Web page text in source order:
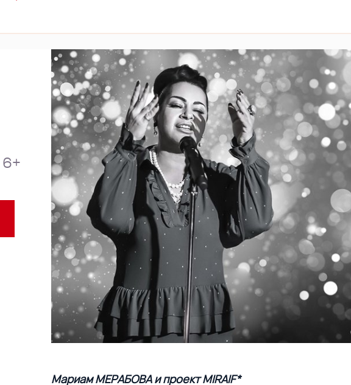
6+
Мариам МЕРАБОВА и проект MIRAIF*